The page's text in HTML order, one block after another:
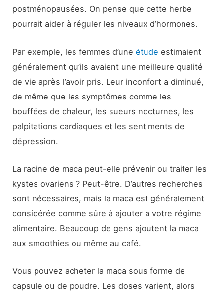
postménopausées. On pense que cette herbe
pourrait aider à réguler les niveaux d’hormones.
Par exemple, les femmes d’uneétude estimaient
généralement qu’ils avaient une meilleure qualité
de vie après l’avoir pris. Leur inconfort a diminué,
de même que les symptômes comme les
bouffées de chaleur, les sueurs nocturnes, les
palpitations cardiaques et les sentiments de
dépression.
La racine de maca peut-elle prévenir ou traiter les
kystes ovariens ? Peut-être. D’autres recherches
sont nécessaires, mais la maca est généralement
considérée comme sûre à ajouter à votre régime
alimentaire. Beaucoup de gens ajoutent la maca
aux smoothies ou même au café.
Vous pouvez acheter la maca sous forme de
capsule ou de poudre. Les doses varient, alors